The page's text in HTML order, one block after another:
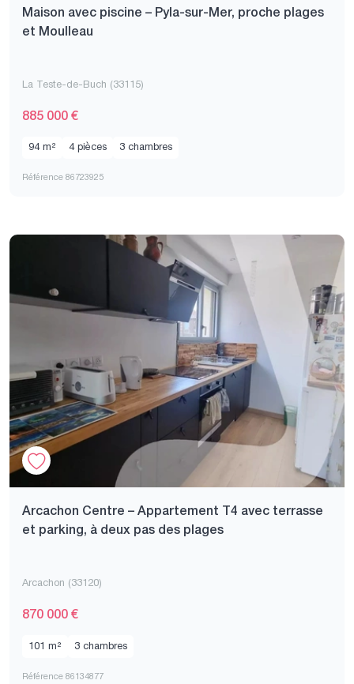
Maison avec piscine – Pyla-sur-Mer, proche plages
et Moulleau
La Teste-de-Buch (33115)
885 000 €
94 m² 4 pièces 3 chambres
Référence 86723925
Arcachon Centre – Appartement T4 avec terrasse
et parking, à deux pas des plages
Arcachon (33120)
870 000 €
101 m² 3 chambres
Référence 86134877